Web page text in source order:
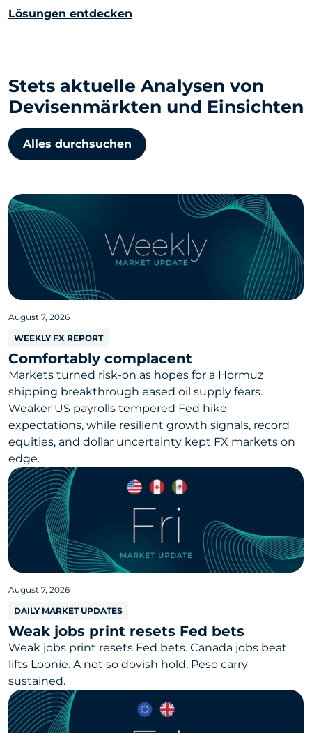
Lösungen entdecken
Stets aktuelle Analysen von
Devisenmärkten und Einsichten
Alles durchsuchen
August 7, 2026
WEEKLY FX REPORT
Comfortably complacent
Markets turned risk-on as hopes for a Hormuz
shipping breakthrough eased oil supply fears.
Weaker US payrolls tempered Fed hike
expectations, while resilient growth signals, record
equities, and dollar uncertainty kept FX markets on
edge.
August 7, 2026
DAILY MARKET UPDATES
Weak jobs print resets Fed bets
Weak jobs print resets Fed bets. Canada jobs beat
lifts Loonie. A not so dovish hold, Peso carry
sustained.